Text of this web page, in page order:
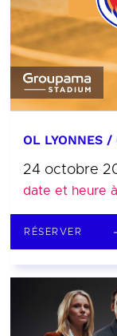
OL LYONNES /
24 octobre
date et heure
RÉSERVER